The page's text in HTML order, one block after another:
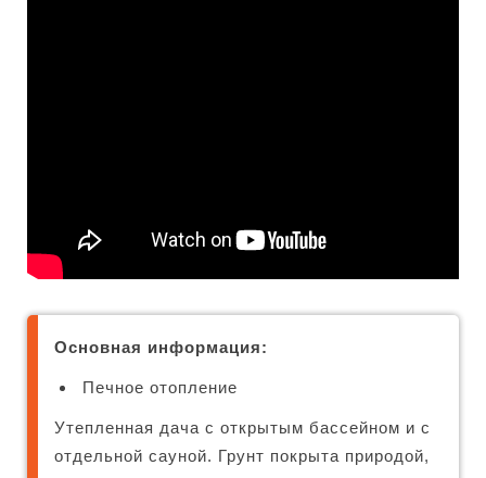
Основная информация:
Печное отопление
Утепленная дача с открытым бассейном и с
отдельной сауной. Грунт покрыта природой,